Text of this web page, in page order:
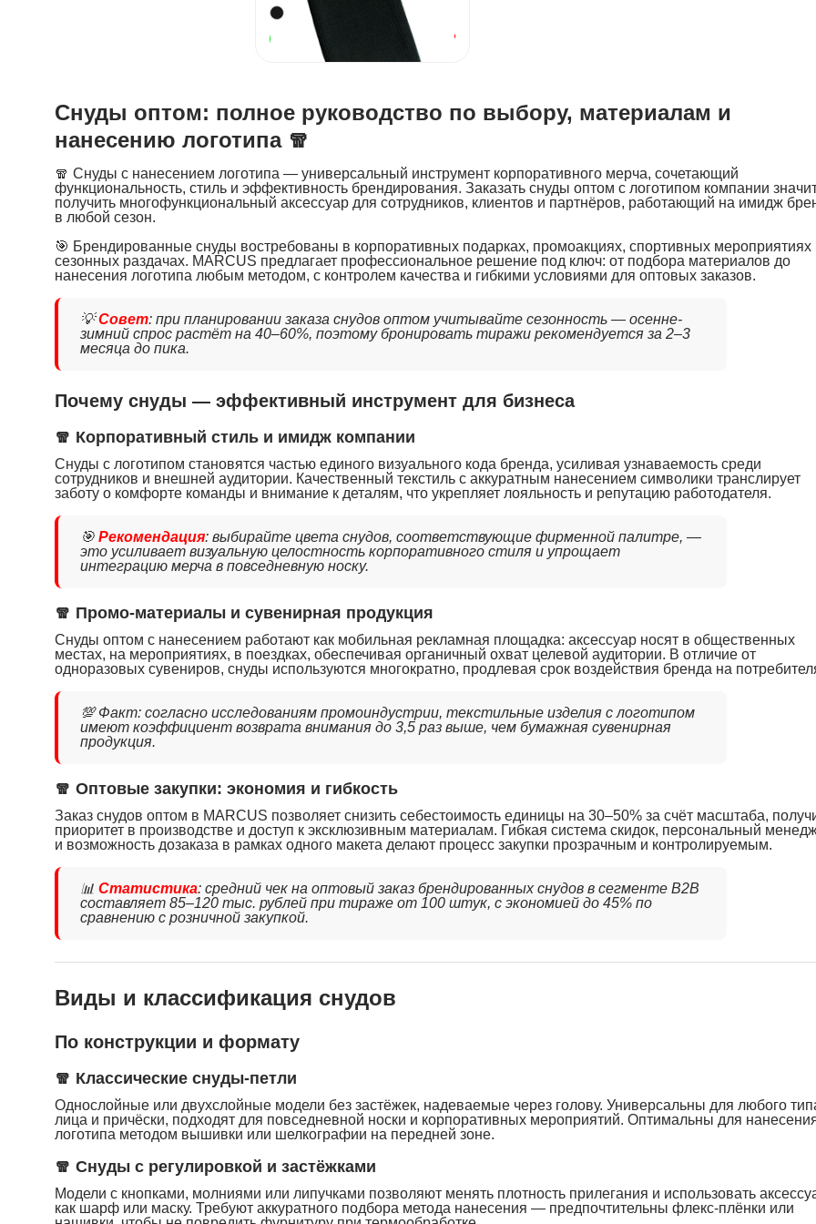
В наличии от ₽
Снуды оптом: полное руководство по выбору, материалам и
нанесению логотипа 🧣
🧣 Снуды с нанесением логотипа — универсальный инструмент корпоративного мерча, сочетающий
функциональность, стиль и эффективность брендирования. Заказать снуды оптом с логотипом компании
получить многофункциональный аксессуар для сотрудников, клиентов и партнёров, работающий на имидж
в любой сезон.
🎯 Брендированные снуды востребованы в корпоративных подарках, промоакциях, спортивных мероприятиях
сезонных раздачах. MARCUS предлагает профессиональное решение под ключ: от подбора материалов до
нанесения логотипа любым методом, с контролем качества и гибкими условиями для оптовых заказов.
💡Совет: при планировании заказа снудов оптом учитывайте сезонность — осенне-
зимний спрос растёт на 40–60%, поэтому бронировать тиражи рекомендуется за 2–3
месяца до пика.
Почему снуды — эффективный инструмент для бизнеса
🧣 Корпоративный стиль и имидж компании
Снуды с логотипом становятся частью единого визуального кода бренда, усиливая узнаваемость среди
сотрудников и внешней аудитории. Качественный текстиль с аккуратным нанесением символики транслирует
заботу о комфорте команды и внимание к деталям, что укрепляет лояльность и репутацию работодателя.
🎯 Рекомендация: выбирайте цвета снудов, соответствующие фирменной палитре, —
это усиливает визуальную целостность корпоративного стиля и упрощает
интеграцию мерча в повседневную носку.
🧣 Промо-материалы и сувенирная продукция
Снуды оптом с нанесением работают как мобильная рекламная площадка: аксессуар носят в общественных
местах, на мероприятиях, в поездках, обеспечивая органичный охват целевой аудитории. В отличие от
одноразовых сувениров, снуды используются многократно, продлевая срок воздействия бренда на
💯 Факт: согласно исследованиям промоиндустрии, текстильные изделия с логотипом
имеют коэффициент возврата внимания до 3,5 раз выше, чем бумажная сувенирная
продукция.
🧣 Оптовые закупки: экономия и гибкость
Заказ снудов оптом в MARCUS позволяет снизить себестоимость единицы на 30–50% за счёт масштаба,
приоритет в производстве и доступ к эксклюзивным материалам. Гибкая система скидок, персональный
и возможность дозаказа в рамках одного макета делают процесс закупки прозрачным и контролируемым.
📊 Статистика: средний чек на оптовый заказ брендированных снудов в сегменте B2B
составляет 85–120 тыс. рублей при тираже от 100 штук, с экономией до 45% по
сравнению с розничной закупкой.
Виды и классификация снудов
По конструкции и формату
🧣 Классические снуды-петли
Однослойные или двухслойные модели без застёжек, надеваемые через голову. Универсальны для любого
лица и причёски, подходят для повседневной носки и корпоративных мероприятий. Оптимальны для
логотипа методом вышивки или шелкографии на передней зоне.
🧣 Снуды с регулировкой и застёжками
Модели с кнопками, молниями или липучками позволяют менять плотность прилегания и использовать
как шарф или маску. Требуют аккуратного подбора метода нанесения — предпочтительны флекс-плёнки или